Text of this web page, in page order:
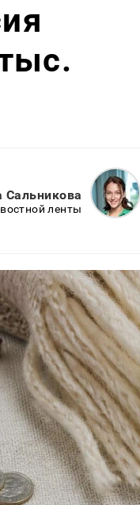
Сальникова
ленты